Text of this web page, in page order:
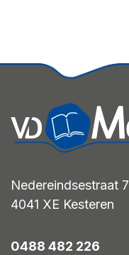
Nedereindsestraat 7
4041 XE Kesteren
0488 482 226